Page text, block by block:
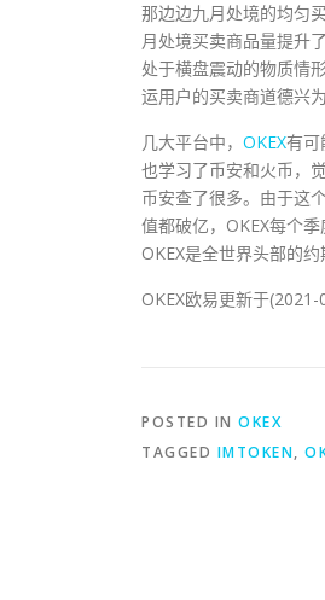
那边边九月处境的均匀
月处境买卖商品量提升
处于横盘震动的物质情
运用户的买卖商道德兴
几大平台中， OKEX有
也学习了币安和火币，
币安查了很多。由于这
值都破亿，OKEX每个
OKEX是全世界头部的
OKEX欧易更新于
POSTED IN OKEX
TAGGED IMTOKEN,